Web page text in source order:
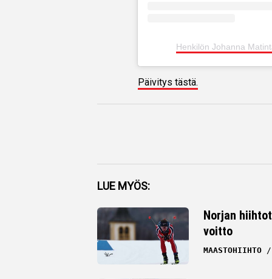
Henkilön Johanna
Päivitys tästä.
Facebook
Twitter
Whatsapp
LUE MYÖS:
Norjan
voitto
MAASTOHIIHTO